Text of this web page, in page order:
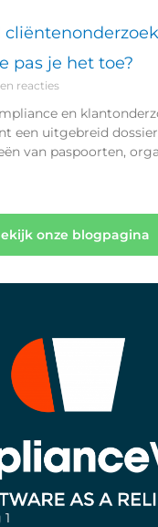
pas je het toe?
reacties
en
een uitgebreid
van paspoorten,
onze blogpagina